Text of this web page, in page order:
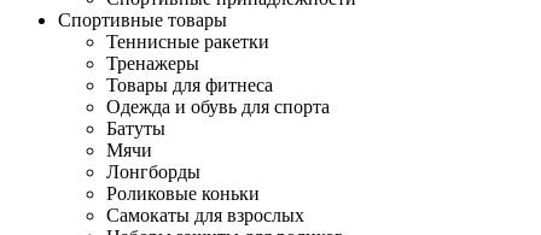
Спортивные товары
Теннисные ракетки
Тренажеры
Товары для фитнеса
Одежда и обувь для спорта
Батуты
Мячи
Лонгборды
Роликовые коньки
Самокаты для взрослых